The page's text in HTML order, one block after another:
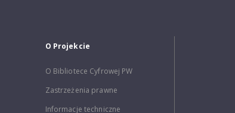
O Projekcie
O Bibliotece Cyfrowej PW
Zastrzeżenia prawne
Informacje techniczne